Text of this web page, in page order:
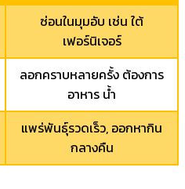
ซ่อนในมุมอับ เช่น ใต้
เฟอร์นิเจอร์
ลอกคราบหลายครั้ง ต้องการ
อาหาร น้ำ
แพร่พันธุ์รวดเร็ว, ออกหากิน
กลางคืน